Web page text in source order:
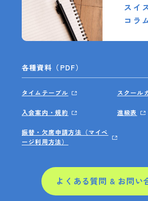
スイ
コラ
各種資料（PDF）
タイムテーブル スクール
入会案内・規約 進級表
振替・欠席申請方法（マイペ
ージ利用方法）
よくある質問 & お問い